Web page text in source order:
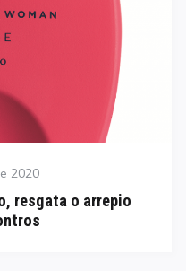
2020
resgata o arrepio